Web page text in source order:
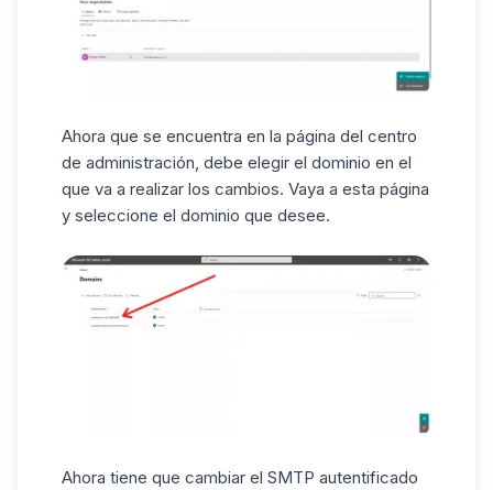
Ahora que se encuentra en la página del centro
de administración, debe elegir el dominio en el
que va a realizar los cambios. Vaya a esta página
y seleccione el dominio que desee.
Ahora tiene que cambiar el SMTP autentificado